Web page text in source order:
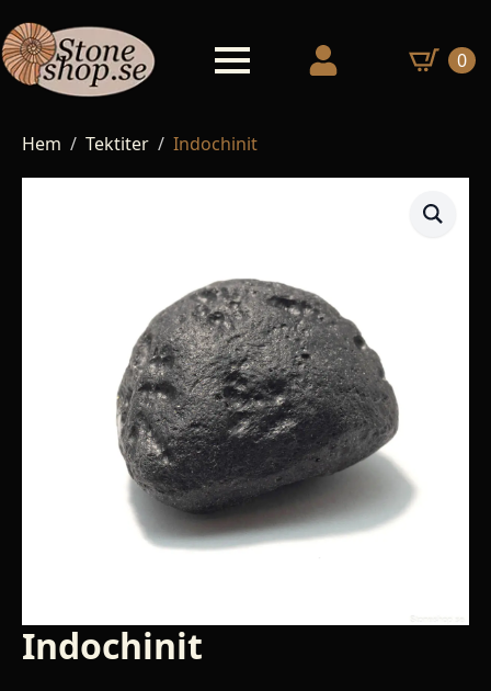
0
Hem Tektiter Indochinit
Indochinit